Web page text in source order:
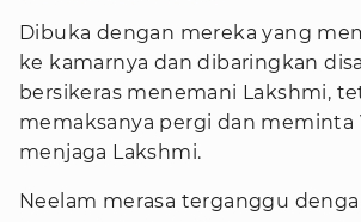
Dibuka dengan mereka yang
ke kamarnya dan dibaringkan
bersikeras menemani Lakshmi,
memaksanya pergi dan meminta
menjaga Lakshmi.
Neelam merasa terganggu